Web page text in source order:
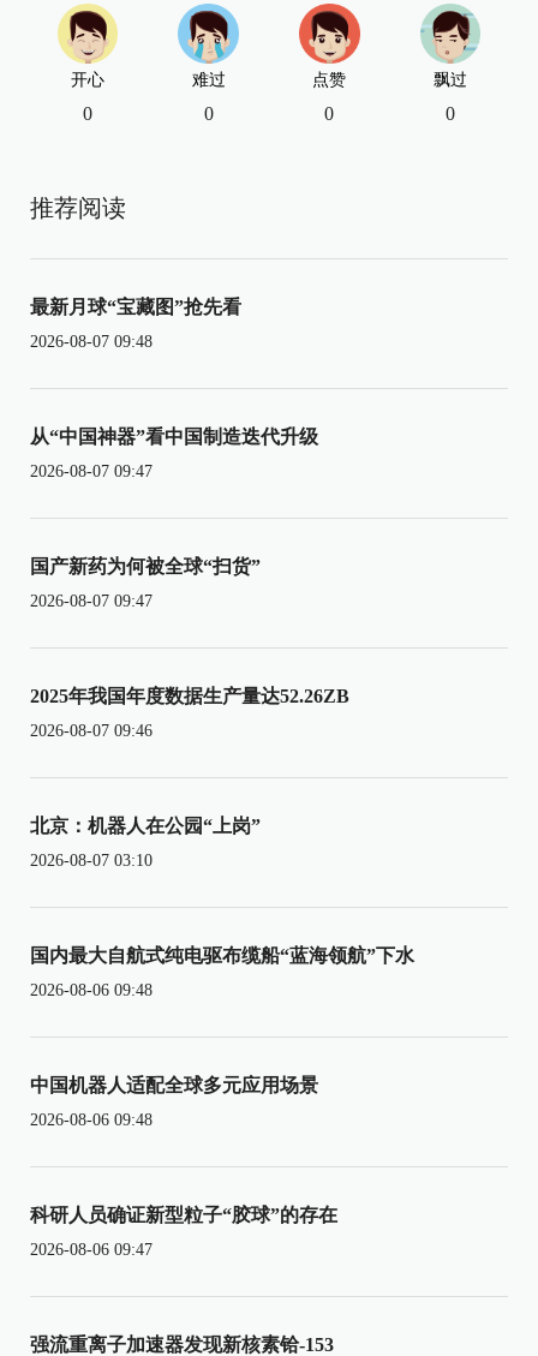
开心
0
难过
0
点赞
0
飘过
0
推荐阅读
最新月球“宝藏图”抢先看
2026-08-07 09:48
从“中国神器”看中国制造迭代升级
2026-08-07 09:47
国产新药为何被全球“扫货”
2026-08-07 09:47
2025年我国年度数据生产量达52.26ZB
2026-08-07 09:46
北京：机器人在公园“上岗”
2026-08-07 03:10
国内最大自航式纯电驱布缆船“蓝海领航”下水
2026-08-06 09:48
中国机器人适配全球多元应用场景
2026-08-06 09:48
科研人员确证新型粒子“胶球”的存在
2026-08-06 09:47
强流重离子加速器发现新核素铪-153